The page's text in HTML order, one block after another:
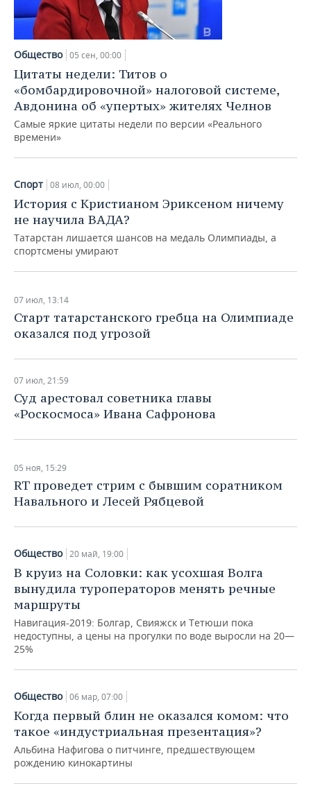
Общество 05 сен, 00:00
Цитаты недели: Титов о
«бомбардировочной» налоговой системе,
Авдонина об «упертых» жителях Челнов
Самые яркие цитаты недели по версии «Реального
времени»
Спорт 08 июл, 00:00
История с Кристианом Эриксеном ничему
не научила ВАДА?
Татарстан лишается шансов на медаль Олимпиады, а
спортсмены умирают
07 июл, 13:14
Старт татарстанского гребца на Олимпиаде
оказался под угрозой
07 июл, 21:59
Суд арестовал советника главы
«Роскосмоса» Ивана Сафронова
05 ноя, 15:29
RT проведет стрим с бывшим соратником
Навального и Лесей Рябцевой
Общество 20 май, 19:00
В круиз на Соловки: как усохшая Волга
вынудила туроператоров менять речные
маршруты
Навигация-2019: Болгар, Свияжск и Тетюши пока
недоступны, а цены на прогулки по воде выросли на 20—
25%
Общество 06 мар, 07:00
Когда первый блин не оказался комом: что
такое «индустриальная презентация»?
Альбина Нафигова о питчинге, предшествующем
рождению кинокартины